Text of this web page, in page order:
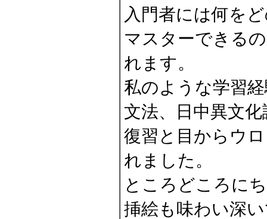
入門者には何を
マスターできる
れます。
私のような学習
文法、日中異文
復習と目からウ
れました。
ところどころに
挿絵も味わい深